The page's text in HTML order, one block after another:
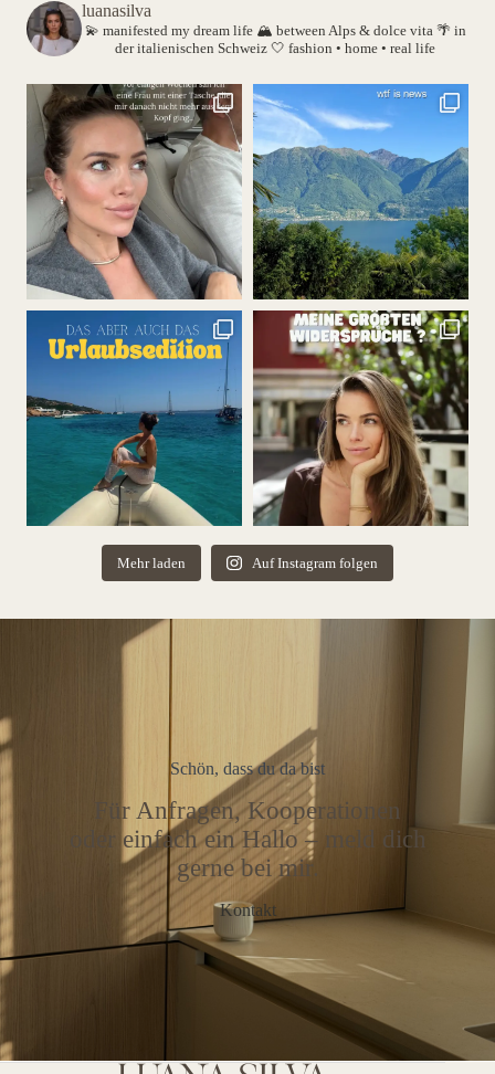
luanasilva
💫 manifested my dream life 🏔️ between Alps & dolce vita 🌴 in
der italienischen Schweiz 🤍 fashion • home • real life
Mehr laden Auf Instagram folgen
Schön, dass du da bist
Für Anfragen, Kooperationen
oder einfach ein Hallo – meld dich
gerne bei mir.
Kontakt